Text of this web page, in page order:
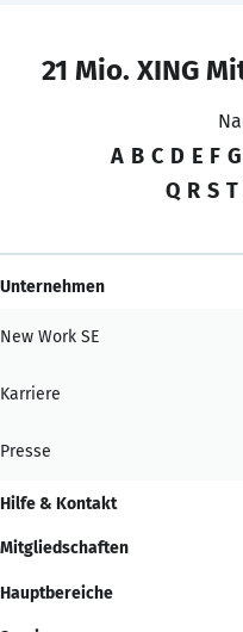
21 Mio. XING
A B C D E F G
Q R S T
Unternehmen
New Work SE
Karriere
Presse
Hilfe & Kontakt
Mitgliedschaften
Hauptbereiche